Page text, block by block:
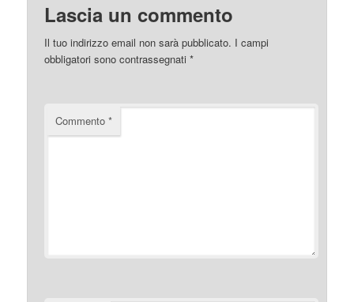
Lascia un commento
Il tuo indirizzo email non sarà pubblicato. I campi
obbligatori sono contrassegnati*
Commento*